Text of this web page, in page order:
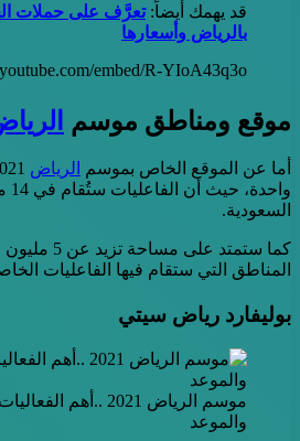
قد يهمك أيضاً:تعرَّف على حملات
بالرياض وأسعارها
embed/R-YIoA43q3o
موقع ومناطق موسم
أما عن الموقع الخاص بموسم الرياض
السعودية.
كما ستمتد
المناطق التي ستقام فيها الفاعليات
بوليفارد رياض سيتي
موسم الرياض 2021 ..أهم
والموعد